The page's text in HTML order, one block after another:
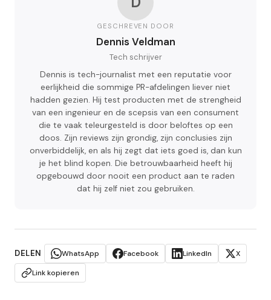
GESCHREVEN DOOR
Dennis Veldman
Tech schrijver
Dennis is tech-journalist met een reputatie voor
eerlijkheid die sommige PR-afdelingen liever niet
hadden gezien. Hij test producten met de strengheid
van een ingenieur en de scepsis van een consument
die te vaak teleurgesteld is door beloftes op een
doos. Zijn reviews zijn grondig, zijn conclusies zijn
onverbiddelijk, en als hij zegt dat iets goed is, dan kun
je het blind kopen. Die betrouwbaarheid heeft hij
opgebouwd door nooit een product aan te raden
dat hij zelf niet zou gebruiken.
DELEN WhatsApp Facebook LinkedIn
X
Link kopieren